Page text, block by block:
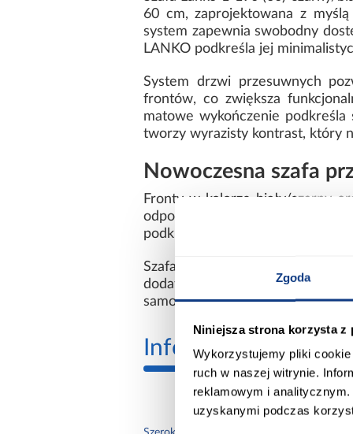
Zgoda
Niniejsza strona korzysta z
Wykorzystujemy pliki
ruch w naszej witrynie.
reklamowym i
uzyskanymi podczas
60 cm, zaprojektowana z
system zapewnia swobodny
LANKO podkreśla jej
System drzwi przesuwnych
frontów, co zwiększa
matowe wykończenie
tworzy wyrazisty kontrast, który
Nowoczesna szafa
Fronty w kolorze biały/czarny
odporność na codzienne
podkreślając nowoczesny styl
Szafa Lanko 1-190 czarny/
dodatkowych elementów.
samodzielnego montażu
Informacje